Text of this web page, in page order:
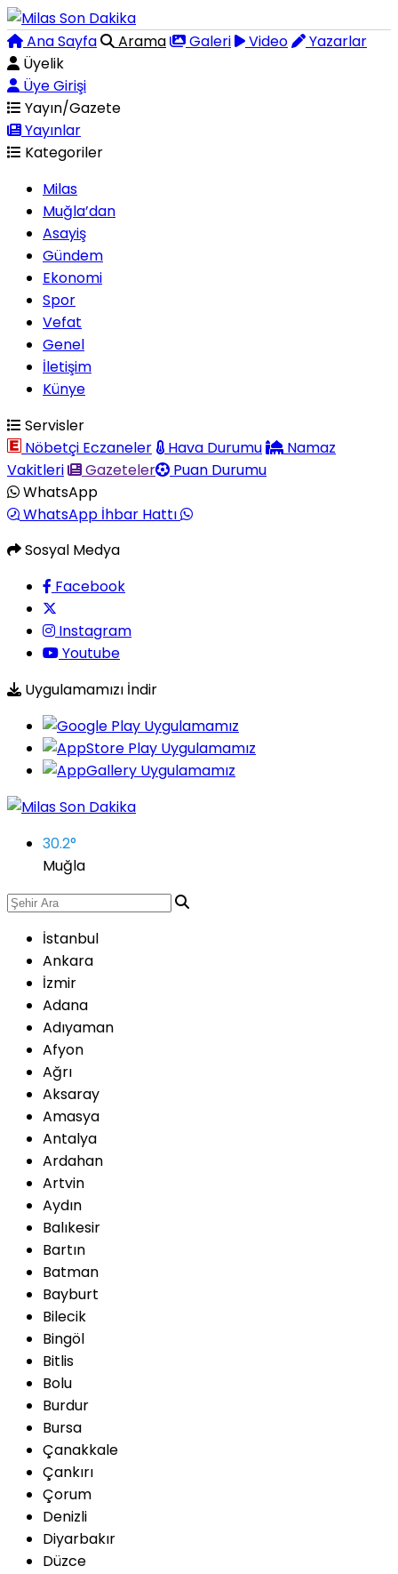
Ana Sayfa Arama Galeri Video
Yazarlar
Üyelik
Üye Girişi
Yayın/Gazete
Yayınlar
Kategoriler
Milas
Muğla’dan
Asayiş
Gündem
Ekonomi
Spor
Vefat
Genel
İletişim
Künye
Servisler
Nöbetçi Eczaneler
Hava Durumu
Namaz
Vakitleri
Gazeteler
Puan Durumu
WhatsApp
WhatsApp İhbar Hattı
Sosyal Medya
Facebook
Instagram
Youtube
Uygulamamızı İndir
30.2°
Muğla
İstanbul
Ankara
İzmir
Adana
Adıyaman
Afyon
Ağrı
Aksaray
Amasya
Antalya
Ardahan
Artvin
Aydın
Balıkesir
Bartın
Batman
Bayburt
Bilecik
Bingöl
Bitlis
Bolu
Burdur
Bursa
Çanakkale
Çankırı
Çorum
Denizli
Diyarbakır
Düzce